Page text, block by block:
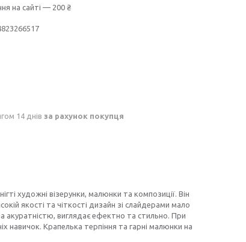
на сайті — 200 ₴
14 днів за рахунок покупця
художні візерунки, малюнки та композиції. Він
якості та чіткості дизайн зі слайдерами мало
акуратністю, виглядає ефектно та стильно. При
навичок. Крапелька терпіння та гарні малюнки на